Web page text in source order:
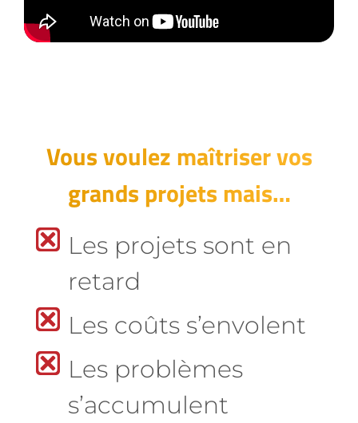
Vous voulez maîtriser vos
grands projets mais…
Les projets sont en
retard
Les coûts s’envolent
Les problèmes
s’accumulent